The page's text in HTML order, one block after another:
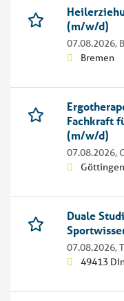
(m/w/d)
07.08.2026,
Bremen
Fachkraft
(m/w/d)
07.08.2026,
Göttingen
Duale
07.08.2026,
49413